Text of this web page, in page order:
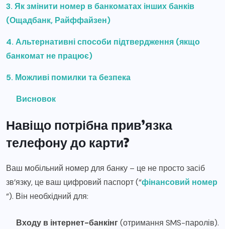
3. Як змінити номер в банкоматах інших банків
(Ощадбанк, Райффайзен)
4. Альтернативні способи підтвердження (якщо
банкомат не працює)
5. Можливі помилки та безпека
Висновок
Навіщо потрібна прив’язка
телефону до карти?
Ваш мобільний номер для банку – це не просто засіб
зв’язку, це ваш цифровий паспорт (“фінансовий номер
“). Він необхідний для:
Входу в інтернет-банкінг(отримання SMS-паролів).